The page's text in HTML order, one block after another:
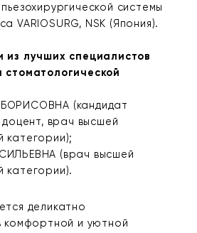
системы
VARIOSURG, NSK (Япония).
из лучших специалистов
(кандидат
доцент, врач высшей
категории);
(врач высшей
категории).
деликатно
комфортной и уютной